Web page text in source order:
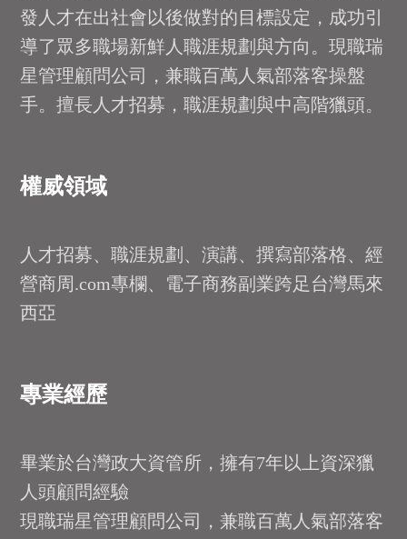
發人才在出社會以後做對的目標設定，成功引
導了眾多職場新鮮人職涯規劃與方向。現職瑞
星管理顧問公司，兼職百萬人氣部落客操盤
手。擅長人才招募，職涯規劃與中高階獵頭。
權威領域
人才招募、職涯規劃、演講、撰寫部落格、經
營商周.com專欄、電子商務副業跨足台灣馬來
西亞
專業經歷
畢業於台灣政大資管所，擁有7年以上資深獵
人頭顧問經驗
現職瑞星管理顧問公司，兼職百萬人氣部落客